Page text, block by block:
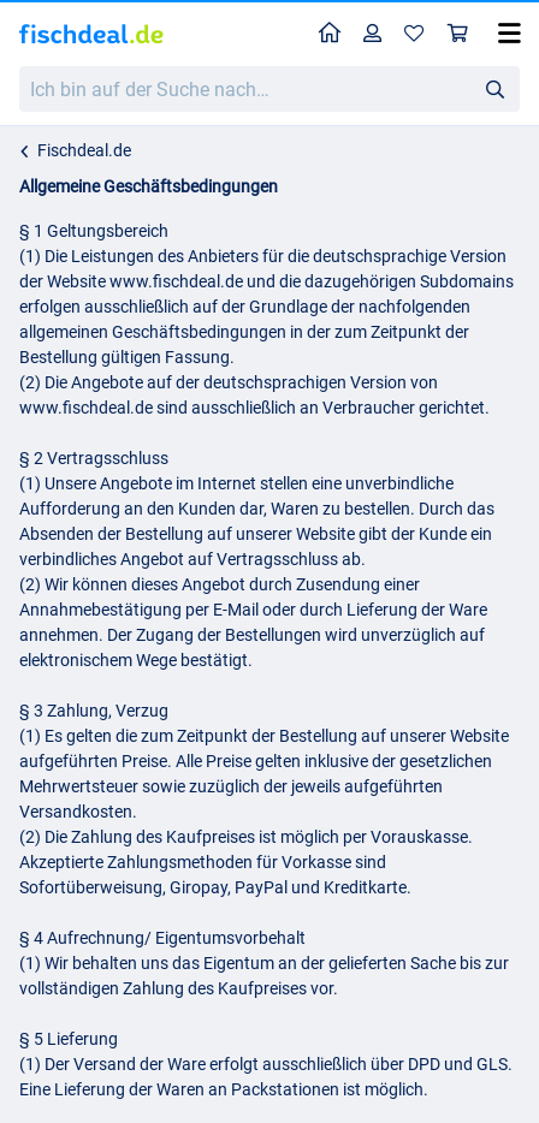
bin
der
Suche
nach…
HomeProfil
Fischdeal.de
Allgemeine Geschäftsbedingungen
§ 1 Geltungsbereich
(1) Die Leistungen des Anbieters für die deutschsprachige Version
der Website www.fischdeal.de und die dazugehörigen Subdomains
erfolgen ausschließlich auf der Grundlage der nachfolgenden
allgemeinen Geschäftsbedingungen in der zum Zeitpunkt der
Bestellung gültigen Fassung.
(2) Die Angebote auf der deutschsprachigen Version von
www.fischdeal.de sind ausschließlich an Verbraucher gerichtet.
§ 2 Vertragsschluss
(1) Unsere Angebote im Internet stellen eine unverbindliche
Aufforderung an den Kunden dar, Waren zu bestellen. Durch das
Absenden der Bestellung auf unserer Website gibt der Kunde ein
verbindliches Angebot auf Vertragsschluss ab.
(2) Wir können dieses Angebot durch Zusendung einer
Annahmebestätigung per E-Mail oder durch Lieferung der Ware
annehmen. Der Zugang der Bestellungen wird unverzüglich auf
elektronischem Wege bestätigt.
§ 3 Zahlung, Verzug
(1) Es gelten die zum Zeitpunkt der Bestellung auf unserer Website
aufgeführten Preise. Alle Preise gelten inklusive der gesetzlichen
Mehrwertsteuer sowie zuzüglich der jeweils aufgeführten
Versandkosten.
(2) Die Zahlung des Kaufpreises ist möglich per Vorauskasse.
Akzeptierte Zahlungsmethoden für Vorkasse sind
Sofortüberweisung, Giropay, PayPal und Kreditkarte.
§ 4 Aufrechnung/ Eigentumsvorbehalt
(1) Wir behalten uns das Eigentum an der gelieferten Sache bis zur
vollständigen Zahlung des Kaufpreises vor.
§ 5 Lieferung
(1) Der Versand der Ware erfolgt ausschließlich über DPD und GLS.
Eine Lieferung der Waren an Packstationen ist möglich.